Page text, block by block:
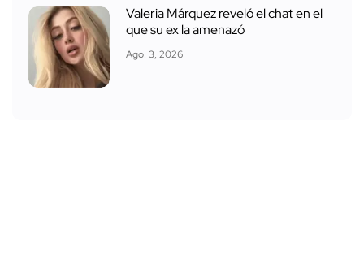
Valeria Márquez reveló el chat en el
que su ex la amenazó
Ago. 3, 2026